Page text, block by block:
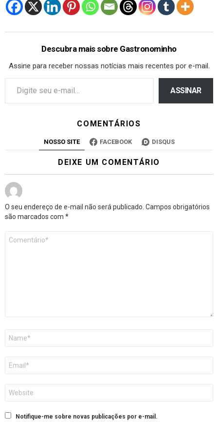
Descubra mais sobre Gastronominho
Assine para receber nossas notícias mais recentes por e-mail.
ASSINAR
COMENTÁRIOS
NOSSO SITE FACEBOOK DISQUS
DEIXE UM COMENTÁRIO
O seu endereço de e-mail não será publicado. Campos obrigatórios
são marcados com *
mail
Notifique-me sobre novas publicações por e-mail.